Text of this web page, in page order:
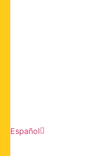
Español